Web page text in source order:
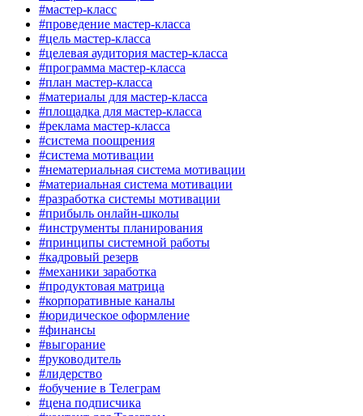
#мастер-класс
#проведение мастер-класса
#цель мастер-класса
#целевая аудитория мастер-класса
#программа мастер-класса
#план мастер-класса
#материалы для мастер-класса
#площадка для мастер-класса
#реклама мастер-класса
#система поощрения
#система мотивации
#нематериальная система мотивации
#материальная система мотивации
#разработка системы мотивации
#прибыль онлайн-школы
#инструменты планирования
#принципы системной работы
#кадровый резерв
#механики заработка
#продуктовая матрица
#корпоративные каналы
#юридическое оформление
#финансы
#выгорание
#руководитель
#лидерство
#обучение в Телеграм
#цена подписчика